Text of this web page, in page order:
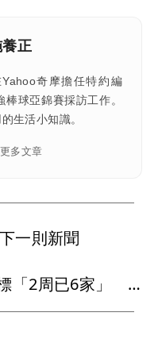
正
奇摩擔任特約編
球亞錦賽採訪工作。
生活小知識。
更多文章
一則新聞
連環爆！苦茶油苯駢芘超標「2周已6家」 食藥署回應了